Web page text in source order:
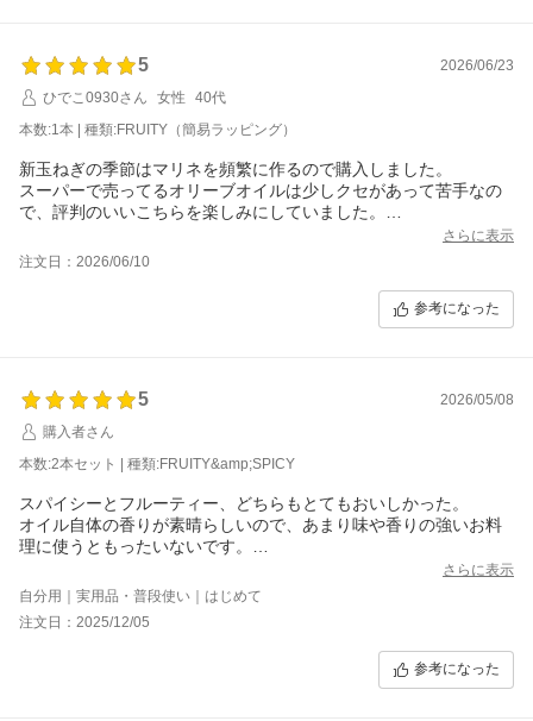
5
2026/06/23
ひでこ0930さん
女性
40代
本数:1本 | 種類:FRUITY（簡易ラッピング）
新玉ねぎの季節はマリネを頻繁に作るので購入しました。
スーパーで売ってるオリーブオイルは少しクセがあって苦手なの
で、評判のいいこちらを楽しみにしていました。
とても美味しかったので次は料理に合わせてスパイシーも試した
いです。
さらに表示
注文日：2026/06/10
参考になった
5
2026/05/08
購入者さん
本数:2本セット | 種類:FRUITY&amp;SPICY
スパイシーとフルーティー、どちらもとてもおいしかった。
オイル自体の香りが素晴らしいので、あまり味や香りの強いお料
理に使うともったいないです。
パンを食べるというよりパンについているオリーブオイルを食べ
るような贅沢をさせていただきました。
懐が許せばぜひまた購入したいと思います。
さらに表示
自分用｜実用品・普段使い｜はじめて
注文日：2025/12/05
参考になった